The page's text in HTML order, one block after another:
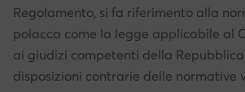
Regolamento, si fa riferimento alla
polacca come la legge applicabile al
ai giudizi competenti della
disposizioni contrarie delle normative